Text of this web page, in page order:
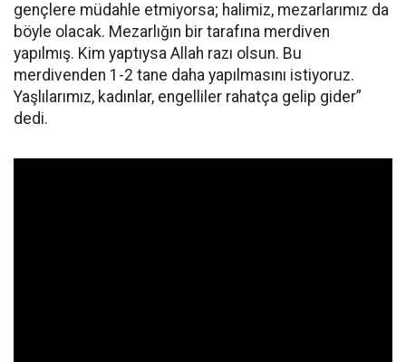
gençlere müdahle etmiyorsa; halimiz, mezarlarımız da
böyle olacak. Mezarlığın bir tarafına merdiven
yapılmış. Kim yaptıysa Allah razı olsun. Bu
merdivenden 1-2 tane daha yapılmasını istiyoruz.
Yaşlılarımız, kadınlar, engelliler rahatça gelip gider”
dedi.